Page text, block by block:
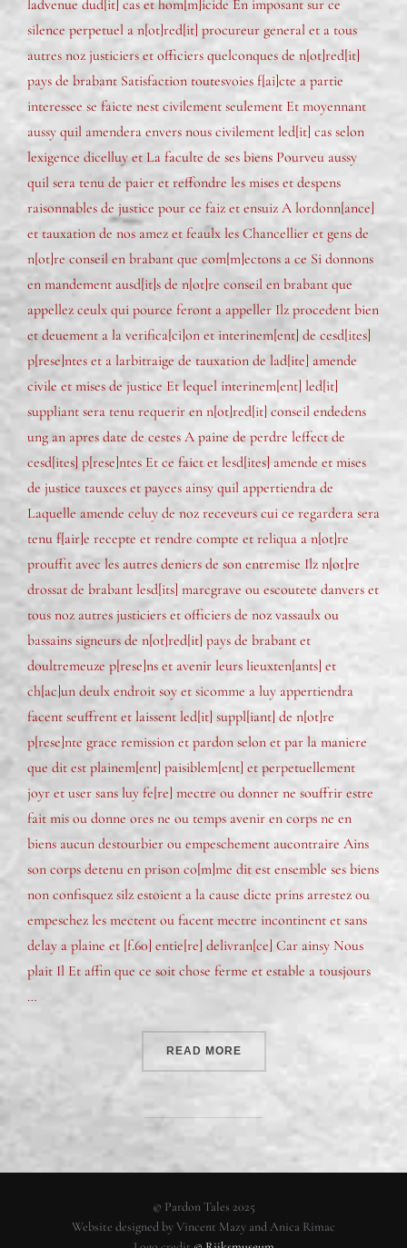
ladvenue dud[it] cas et hom[m]icide En imposant sur ce
silence perpetuel a n[ot]red[it] procureur general et a tous
autres noz justiciers et officiers quelconques de n[ot]red[it]
pays de brabant Satisfaction toutesvoies f[ai]cte a partie
interessee se faicte nest civilement seulement Et moyennant
aussy quil amendera envers nous civilement led[it] cas selon
lexigence dicelluy et La faculte de ses biens Pourveu aussy
quil sera tenu de paier et reffondre les mises et despens
raisonnables de justice pour ce faiz et ensuiz A lordonn[ance]
et tauxation de nos amez et feaulx les Chancellier et gens de
n[ot]re conseil en brabant que com[m]ectons a ce Si donnons
en mandement ausd[it]s de n[ot]re conseil en brabant que
appellez ceulx qui pource feront a appeller Ilz procedent bien
et deuement a la verifica[ci]on et interinem[ent] de cesd[ites]
p[rese]ntes et a larbitraige de tauxation de lad[ite] amende
civile et mises de justice Et lequel interinem[ent] led[it]
suppliant sera tenu requerir en n[ot]red[it] conseil endedens
ung an apres date de cestes A paine de perdre leffect de
cesd[ites] p[rese]ntes Et ce faict et lesd[ites] amende et mises
de justice tauxees et payees ainsy quil appertiendra de
Laquelle amende celuy de noz receveurs cui ce regardera sera
tenu f[air]e recepte et rendre compte et reliqua a n[ot]re
prouffit avec les autres deniers de son entremise Ilz n[ot]re
drossat de brabant lesd[its] marcgrave ou escoutete danvers et
tous noz autres justiciers et officiers de noz vassaulx ou
bassains signeurs de n[ot]red[it] pays de brabant et
doultremeuze p[rese]ns et avenir leurs lieuxten[ants] et
ch[ac]un deulx endroit soy et sicomme a luy appertiendra
facent seuffrent et laissent led[it] suppl[iant] de n[ot]re
p[rese]nte grace remission et pardon selon et par la maniere
que dit est plainem[ent] paisiblem[ent] et perpetuellement
joyr et user sans luy fe[re] mectre ou donner ne souffrir estre
fait mis ou donne ores ne ou temps avenir en corps ne en
biens aucun destourbier ou empeschement aucontraire Ains
son corps detenu en prison co[m]me dit est ensemble ses biens
non confisquez silz estoient a la cause dicte prins arrestez ou
empeschez les mectent ou facent mectre incontinent et sans
delay a plaine et [f.60] entie[re] delivran[ce] Car ainsy Nous
plait Il Et affin que ce soit chose ferme et estable a tousjours
…
READ MORE
© Pardon Tales 2025
Website designed by Vincent Mazy and Anica Rimac